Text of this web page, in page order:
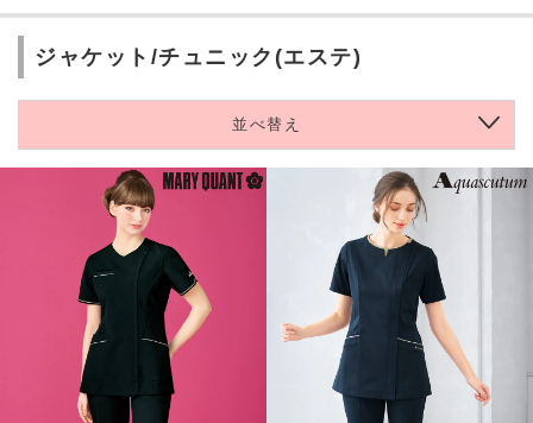
ジャケット/チュニック(エステ)
並べ替え